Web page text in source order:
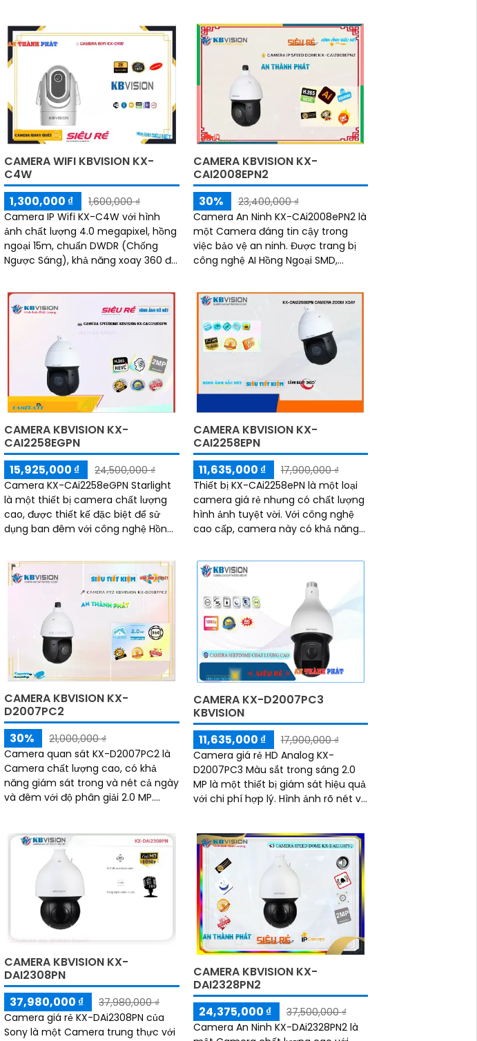
ở những vị trí không gian rộng mà
vẫn giữ được tầm nhìn rõ ràng
khe cắm thẻ...
CAMERA WIFI KBVISION KX-
C4W
1,300,000 ₫
1,600,000 ₫
Camera IP Wifi KX-C4W với hình
ảnh chất lượng 4.0 megapixel, hồng
ngoại 15m, chuẩn DWDR (Chống
Ngược Sáng), khả năng xoay 360 độ,
của camera...
CAMERA KBVISION KX-
CAI2008EPN2
30%
23,400,000 ₫
Camera An Ninh KX-CAi2008ePN2 là
một Camera đáng tin cậy trong
việc bảo vệ an ninh. Được trang bị
công nghệ AI Hồng Ngoại SMD,
nét với độ phân giải cao
CAMERA KBVISION KX-
CAI2258EGPN
15,925,000 ₫
24,500,000 ₫
Camera KX-CAi2258eGPN Starlight
là một thiết bị camera chất lượng
cao, được thiết kế đặc biệt để sử
dụng ban đêm với công nghệ Hồng
hợp cho cửa...
CAMERA KBVISION KX-
CAI2258EPN
11,635,000 ₫
17,900,000 ₫
Thiết bị KX-CAi2258ePN là một loại
camera giá rẻ nhưng có chất lượng
hình ảnh tuyệt vời. Với công nghệ
cao cấp, camera này có khả năng
hình ảnh sắc nét và chân thực
CAMERA KBVISION KX-
D2007PC2
30%
21,000,000 ₫
Camera quan sát KX-D2007PC2 là
Camera chất lượng cao, có khả
năng giám sát trong và nét cả ngày
và đêm với độ phân giải 2.0 MP.
CAMERA KX-D2007PC3
KBVISION
11,635,000 ₫
17,900,000 ₫
Camera giá rẻ HD Analog KX-
D2007PC3 Màu sắt trong sáng 2.0
MP là một thiết bị giám sát hiệu quả
với chi phí hợp lý. Hình ảnh rõ nét và
CAMERA KBVISION KX-
DAI2308PN
37,980,000 ₫
37,980,000 ₫
Camera giá rẻ KX-DAi2308PN của
Sony là một Camera trung thực với
CAMERA KBVISION KX-
DAI2328PN2
24,375,000 ₫
37,500,000 ₫
Camera An Ninh KX-DAi2328PN2 là